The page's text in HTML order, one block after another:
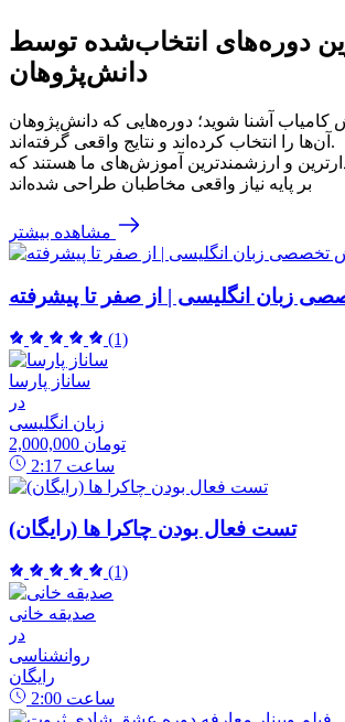
دوره‌های انتخاب‌شده توسط
دانش‌پژوهان
کامیاب آشنا شوید؛ دوره‌هایی که دانش‌پژوهان
آن‌ها را انتخاب کرده‌اند و نتایج واقعی گرفته‌اند.
و ارزشمندترین آموزش‌های ما هستند که
بر پایه نیاز واقعی مخاطبان طراحی شده‌اند
مشاهده بیشتر
زبان انگلیسی | از صفر تا پیشرفته
(1)
ساناز پارسا
در
زبان انگلیسی
2,000,000 تومان
2:17 ساعت
تست فعال بودن چاکرا ها (رایگان)
(1)
صدیقه خانی
در
روانشناسی
رایگان
2:00 ساعت